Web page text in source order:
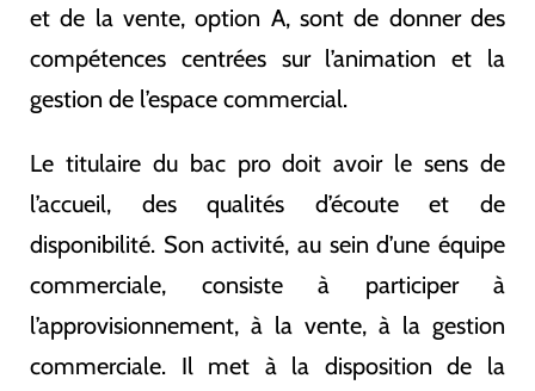
et de la vente, option A, sont de donner des
compétences centrées sur l’animation et la
gestion de l’espace commercial.
Le titulaire du bac pro doit avoir le sens de
l’accueil, des qualités d’écoute et de
disponibilité. Son activité, au sein d’une équipe
commerciale, consiste à participer à
l’approvisionnement, à la vente, à la gestion
commerciale. Il met à la disposition de la